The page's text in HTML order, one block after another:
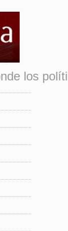
los